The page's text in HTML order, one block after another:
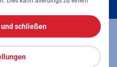
Daten, denn die Auswahl kann
zur Mainova finden
.
schließen
Vertrag kündigen